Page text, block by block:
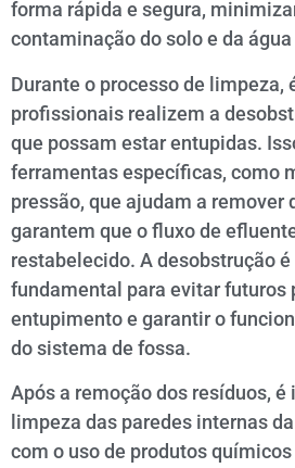
forma rápida e segura,
contaminação do solo e da
Durante o processo de limpeza,
profissionais realizem a
que possam estar entupidas.
ferramentas específicas, como
pressão, que ajudam a remover
garantem que o fluxo de
restabelecido. A desobstrução
fundamental para evitar futuros
entupimento e garantir o
do sistema de fossa.
Após a remoção dos resíduos,
limpeza das paredes internas
com o uso de produtos